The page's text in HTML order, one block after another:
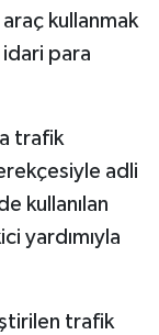
kullanmak
para
trafik
adli
kullanılan
yardımıyla
trafik